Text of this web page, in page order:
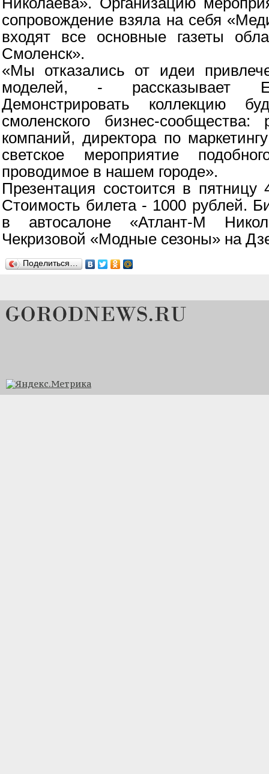
сопровождение взяла на себя
входят все основные газеты
Смоленск».
«Мы отказались от идеи
моделей, - рассказывает
Демонстрировать коллекцию
смоленского бизнес-сообщества:
компаний, директора по
светское мероприятие
проводимое в нашем городе».
Презентация состоится в
Стоимость билета - 1000 рублей.
в автосалоне «Атлант-М
Чекризовой «Модные сезоны» на
Поделиться…